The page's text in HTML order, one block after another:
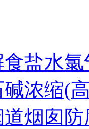
盐水
浓缩(
烟囱防